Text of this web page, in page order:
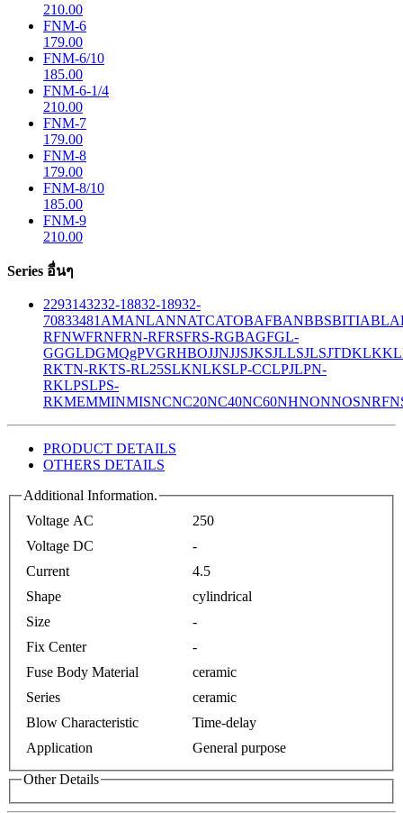
210.00
FNM-6
179.00
FNM-6/10
185.00
FNM-6-1/4
210.00
FNM-7
179.00
FNM-8
179.00
FNM-8/10
185.00
FNM-9
210.00
Series อื่นๆ
2293143232-18832-18932-
70833481 AMANLANNATCATOBAFBANBBSBITIABLA
RFNWFRNFRN-RFRSFRS-RGBAGFGL-
GGGLDGMQgPVGRHBOJJNJJSJKSJLLSJLSJTDKLK
RKTN-RKTS-RL25SLKNLKSLP-CCLPJLPN-
RKLPSLPS-
RKMEMMINMISNCNC20NC40NC60NHNONNOSNRF
PRODUCT DETAILS
OTHERS DETAILS
Additional Information.
Voltage AC
250
Voltage DC
-
Current
4.5
Shape
cylindrical
Size
-
Fix Center
-
Fuse Body Material
ceramic
Series
ceramic
Blow Characteristic
Time-delay
Application
General purpose
Other Details